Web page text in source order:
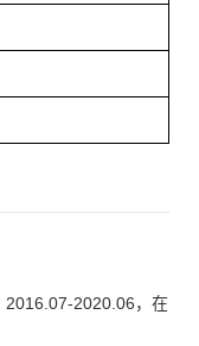
2016.07-2020.06，在